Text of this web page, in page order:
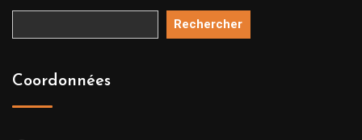
Rechercher
Coordonnées